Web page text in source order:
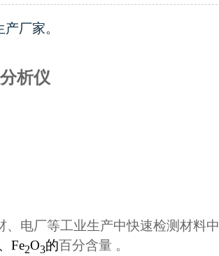
产厂家。
析仪
、电厂等工业生产中快速检测材料中
Fe2O3的百分含量 。